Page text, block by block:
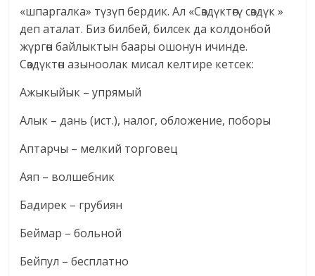
«шпаргалка» түзүп бердик. Ал «Сөздүктөгү сөздүк »
деп аталат. Биз билбей, билсек да колдонбой
жүргөн байлыктын баары ошонун ичинде.
Сөздүктөн азыноолак мисал келтире кетсек:
Ажыкыйык – упрямый
Алык – дань (ист.), налог, обложение, поборы
Аптарчы – мелкий торговец
Аяп – волшебник
Бадирек – грубиян
Беймар – больной
Бейпул – бесплатно